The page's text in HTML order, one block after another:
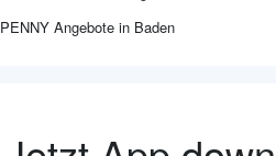
PENNY Angebote in Baden